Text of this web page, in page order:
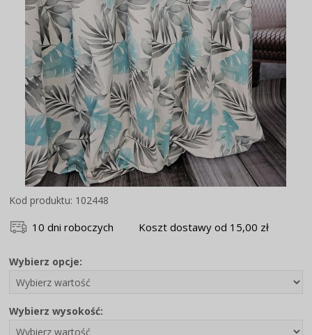
Kod produktu: 102448
10 dni roboczych Koszt dostawy od 15,00 zł
Wybierz opcje:
Wybierz wysokość: